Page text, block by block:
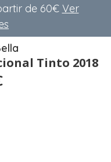
de 60€ Ver
Tinto 2018